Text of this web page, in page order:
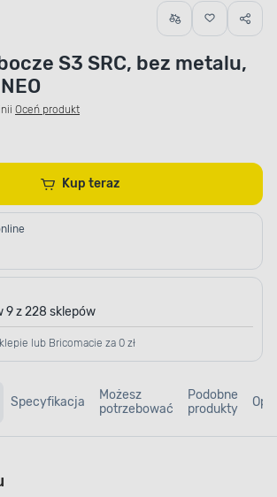
S3 SRC, bez metalu,
Oceń produkt
Kup teraz
9 z 228 sklepów
lub Bricomacie za 0 zł
Specyfikacja
Możesz
potrzebować
Podobne
produkty